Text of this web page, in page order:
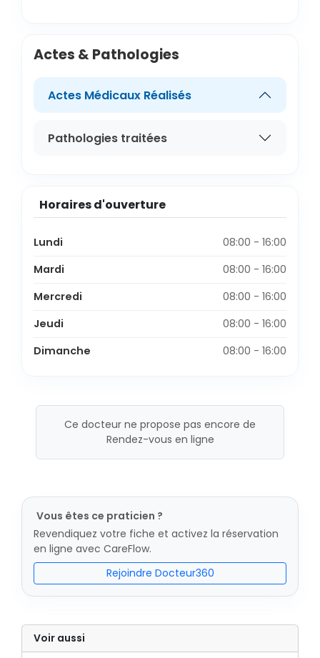
Actes & Pathologies
Actes Médicaux Réalisés
Pathologies traitées
Horaires d'ouverture
Lundi
08:00 - 16:00
Mardi
08:00 - 16:00
Mercredi
08:00 - 16:00
Jeudi
08:00 - 16:00
Dimanche
08:00 - 16:00
Ce docteur ne propose pas encore de
Rendez-vous en ligne
Vous êtes ce praticien ?
Revendiquez votre fiche et activez la réservation
en ligne avec CareFlow.
Rejoindre Docteur360
Voir aussi